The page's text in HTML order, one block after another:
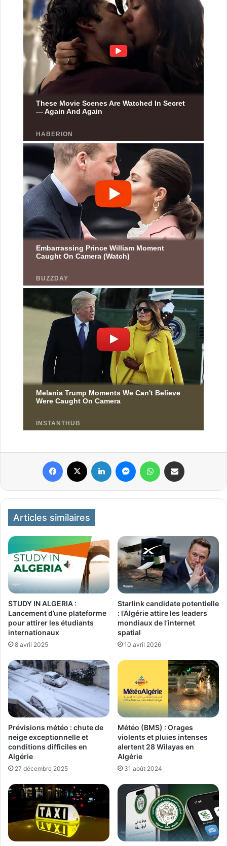
Articles similaires
STUDY IN ALGERIA :
Lancement d’une plateforme
pour attirer les étudiants
internationaux
8 avril 2025
Starlink candidate potentielle
: l’Algérie attire les leaders
mondiaux de l’internet
spatial
10 avril 2026
Prévisions météo : chute de
neige exceptionnelle et
conditions difficiles en
Algérie
27 décembre 2025
Météo (BMS) : Orages
violents et pluies intenses
alertent 28 Wilayas en
Algérie
31 août 2024